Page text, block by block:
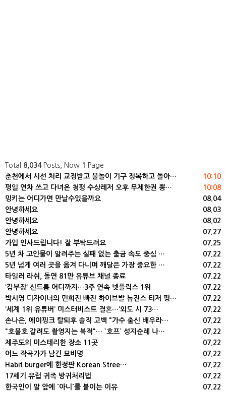
Total 8,034Posts, Now 1
Page
10:10
춘천에서 시선 처리 교정받고 물놀이 기구 정복하고 돌아…
10:08
평일 연차 쓰고 다녀온 청평 수상레저 오후 무제한권 뽕…
08.04
밍키는 어디가면 만날수있을까요
08.03
안녕하세요
08.02
안녕하세요
07.27
안녕하세요
07.25
가입 인사드립니다! 잘 부탁드려요
07.22
5년 차 고인물이 알려주는 실패 없는 출금 속도 중심 …
07.22
5년 넘게 여러 곳을 옮겨 다니며 깨달은 가장 중요한 …
07.22
타일러 라쉬, 돌연 81만 유튜브 채널 종료
07.22
‘김부장’ 신드롬 어디까지…3주 연속 넷플릭스 1위
07.22
박시영 디자이너의 민희진 빠진 하이브발 뉴진스 티저 평…
07.22
‘세계 1위 유튜버’ 미스터비스트 결혼…‘외도 시 73…
07.22
손나은, 에이핑크 탈퇴후 솔직 고백 "가수 출신 배우라…
07.22
"호불호 갈려도 촬영지는 북적"… `호프` 성지순례 나…
07.22
제주도의 미스테리한 장소 11곳
07.22
어느 작곡가가 남긴 묘비명
07.22
Habit burger에 한정판 Korean Stree…
07.22
17세기 유럽 귀족 방귀처리법
07.22
한국인이 말 앞에 `아니`를 붙이는 이유